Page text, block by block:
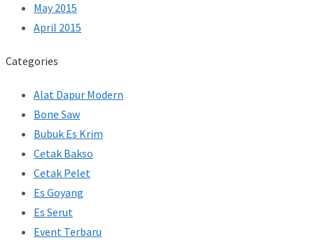
May 2015
April 2015
Categories
Alat Dapur Modern
Bone Saw
Bubuk Es Krim
Cetak Bakso
Cetak Pelet
Es Goyang
Es Serut
Event Terbaru